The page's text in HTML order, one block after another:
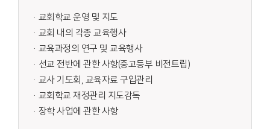
·교회학교 운영 및 지도
·교회 내의 각종 교육행사
·교육과정의 연구 및 교육행사
·선교 전반에 관한 사항(중고등부 비전트립)
·교사 기도회, 교육자료 구입관리
·교회학교 재정관리 지도감독
·장학 사업에 관한 사항